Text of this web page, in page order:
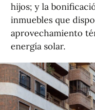
hijos; y la
inmuebles que
aprovechamiento
energía solar.